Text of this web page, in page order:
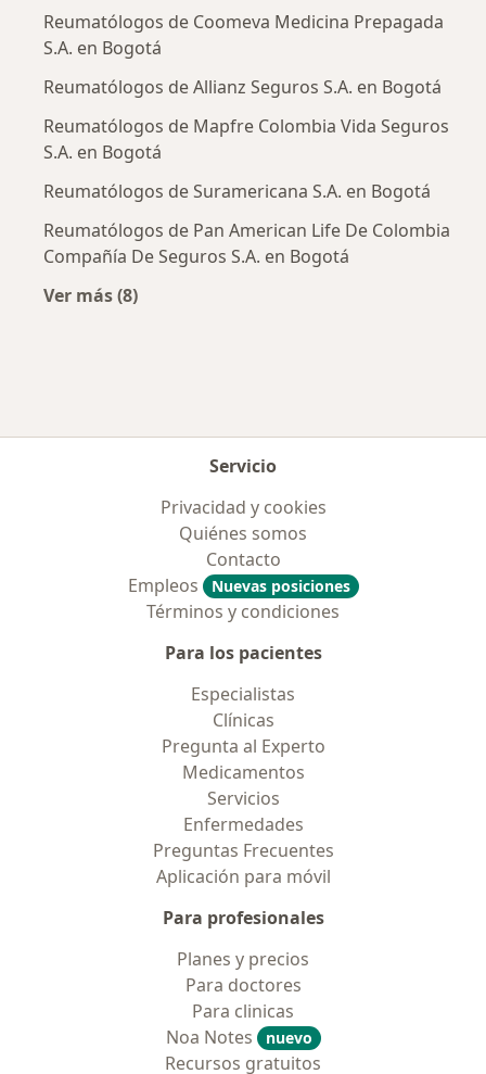
Reumatólogos de Coomeva Medicina Prepagada
S.A. en Bogotá
Reumatólogos de Allianz Seguros S.A. en Bogotá
Reumatólogos de Mapfre Colombia Vida Seguros
S.A. en Bogotá
Reumatólogos de Suramericana S.A. en Bogotá
Reumatólogos de Pan American Life De Colombia
Compañía De Seguros S.A. en Bogotá
Ver más (8)
Servicio
Privacidad y cookies
Quiénes somos
Contacto
Empleos
Nuevas posiciones
Términos y condiciones
Para los pacientes
Especialistas
Clínicas
Pregunta al Experto
Medicamentos
Servicios
Enfermedades
Preguntas Frecuentes
Aplicación para móvil
Para profesionales
Planes y precios
Para doctores
Para clinicas
Noa Notes
nuevo
Recursos gratuitos